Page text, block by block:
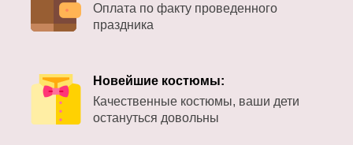
Оплата по факту проведенного
праздника
Новейшие костюмы:
Качественные костюмы, ваши дети
остануться довольны